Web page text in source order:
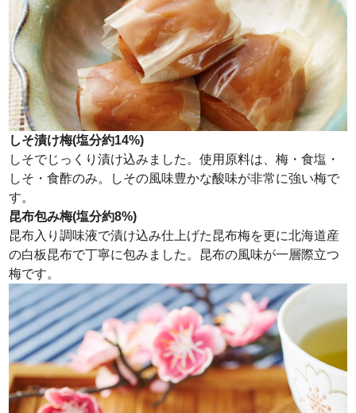
しそ漬け梅(塩分約14%)
しそでじっくり漬け込みました。使用原料は、梅・食塩・
しそ・食酢のみ。しその風味豊かな酸味が非常に強い梅で
す。
昆布包み梅(塩分約8%)
昆布入り調味液で漬け込み仕上げた昆布梅を更に北海道産
の白板昆布で丁寧に包みました。昆布の風味が一層際立つ
梅です。